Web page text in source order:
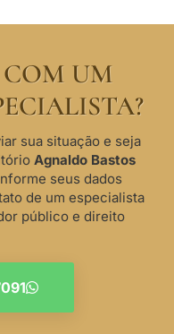
UM
sua situação e seja
Agnaldo Bastos
seus dados
de um especialista
público e direito